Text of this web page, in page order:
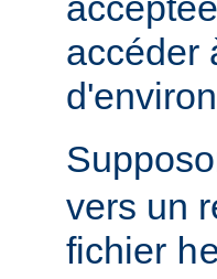
accéder
vers un
fichier